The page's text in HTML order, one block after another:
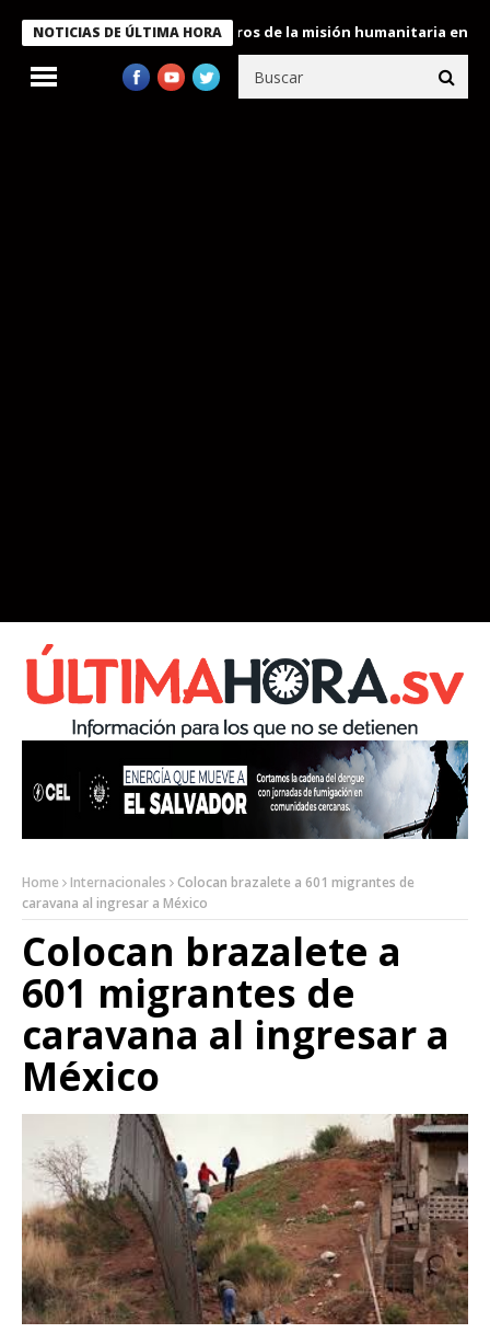
NOTICIAS DE ÚLTIMA HORA
Bukele condecora a miembros de la misión humanitaria enviada a
Home Internacionales
Colocan brazalete a 601 migrantes de
caravana al ingresar a México
Colocan brazalete a
601 migrantes de
caravana al ingresar a
México